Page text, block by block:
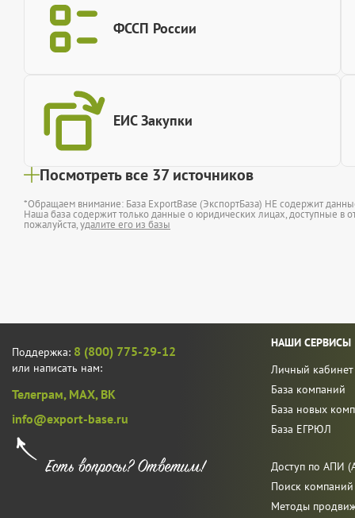
ФССП России
ЕИС Закупки
Посмотреть все 37 источников
*Обращаем внимание: База ExportBase (ЭкспортБаза) НЕ содержит
Наша база содержит только данные о юридических лицах, доступные в
пожалуйста,удалите его из базы
Поддержка: 8 (800) 775-29-12
или написать нам:
Телеграм, MAX, ВК
info@export-base.ru
НАШИ СЕРВИСЫ
Личный кабинет
База компаний
База новых
База ЕГРЮЛ
Доступ по АПИ
Поиск
Методы